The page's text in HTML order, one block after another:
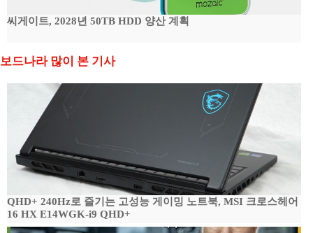
씨게이트, 2028년 50TB HDD 양산 계획
보드나라 많이 본 기사
QHD+ 240Hz로 즐기는 고성능 게이밍 노트북, MSI 크로스헤어
16 HX E14WGK-i9 QHD+